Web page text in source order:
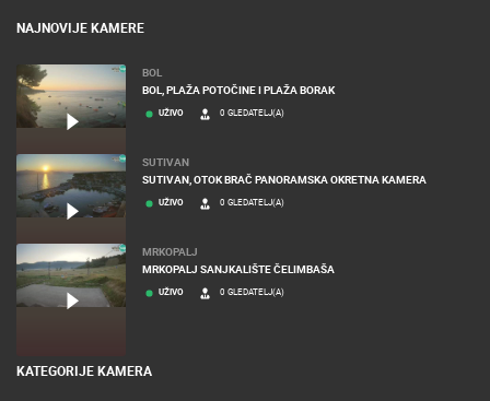
NAJNOVIJE KAMERE
BOL
BOL, PLAŽA POTOČINE I PLAŽA BORAK
UŽIVO 0 GLEDATELJ(A)
SUTIVAN
SUTIVAN, OTOK BRAČ PANORAMSKA OKRETNA KAMERA
UŽIVO 0 GLEDATELJ(A)
MRKOPALJ
MRKOPALJ SANJKALIŠTE ČELIMBAŠA
UŽIVO 0 GLEDATELJ(A)
KATEGORIJE KAMERA